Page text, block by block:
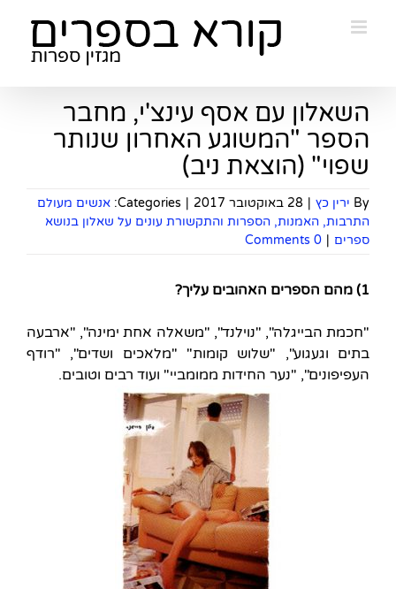
השאלון עם אסף עינצ'י, מחבר
הספר "המשוגע האחרון שנותר
שפוי" (הוצאת ניב)
By ירין כץ | 28 באוקטובר 2017 |
Categories: אנשים מעולם
התרבות, האמנות, הספרות והתקשורת עונים על שאלון בנושא
ספרים |
0 Comments
1) מהם הספרים האהובים עליך?
"חכמת הבייגלה", "נוילנד", "משאלה אחת ימינה", "ארבעה
בתים וגעגוע", "שלוש קומות" "מלאכים ושדים", "רודף
העפיפונים", "נער החידות ממומביי" ועוד רבים וטובים.